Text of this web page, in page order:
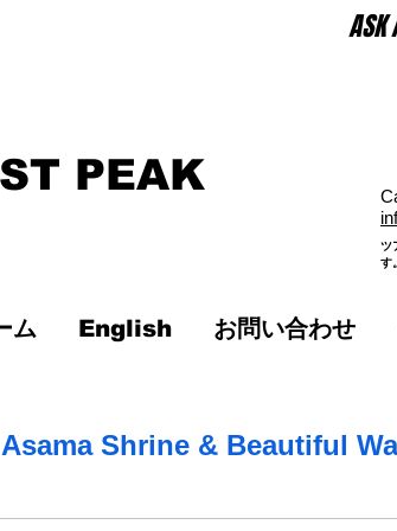
ASK
PEAK
ツ
す。​
ム English お問い合わせ
Shrine & Beautiful